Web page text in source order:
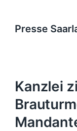
Presse
Kanzlei